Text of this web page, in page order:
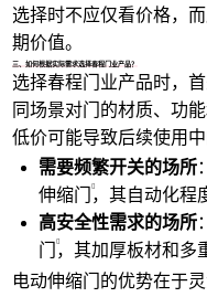
选择时不应仅看价格，
期价值。
三、如何根据实际需求选择春程门业产品？
选择春程门业产品时，
同场景对门的材质、功
低价可能导致后续使用
需要频繁开关的场所
伸缩门 ，其自动化程
高安全性需求的场所
门 ，其加厚板材和多
电动伸缩门的优势在于